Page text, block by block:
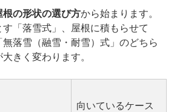
根の形状の選び方から始まります。
「落雪式」、屋根に積もらせて
落雪（融雪・耐雪）式」のどちら
きく変わります。
向いているケース